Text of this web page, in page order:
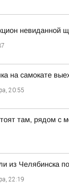
невиданной
на самокате
20:55
там, рядом с
из Челябинска
22:19